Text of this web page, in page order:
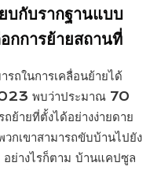
บกับรากฐานแบบ
กการย้ายสถานที่
ถในการเคลื่อนย้ายได้
พบว่าประมาณ 70
ย้ายที่ตั้งได้อย่างง่ายดาย
กเขาสามารถขับบ้านไปยัง
ย่างไรก็ตาม บ้านแคปซูล